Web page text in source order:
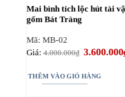
Mai bình tích lộc hút tài
gốm Bát Tràng
Mã: MB-02
Giá:4.000.000₫ Giá
gốc
4.000.000₫.
3.600.000
THÊM VÀO GIỎ HÀNG